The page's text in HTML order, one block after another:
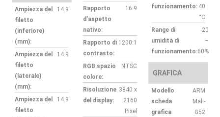
Ampiezza del
filetto
(inferiore)
(mm):
14.9
Ampiezza del
filetto
(laterale)
(mm):
14.9
Ampiezza del
filetto
14.9
Rapporto
d’aspetto
nativo:
16:9
Rapporto di
contrasto:
1200:1
RGB spazio
colore:
NTSC
Risoluzione
del display:
3840 x
2160
Pixel
funzionamento: 40
°C
Range di
umidità di
funzionamento:
-20
–
60%
GRAFICA
Modello
scheda
grafica
ARM
Mali-
G52